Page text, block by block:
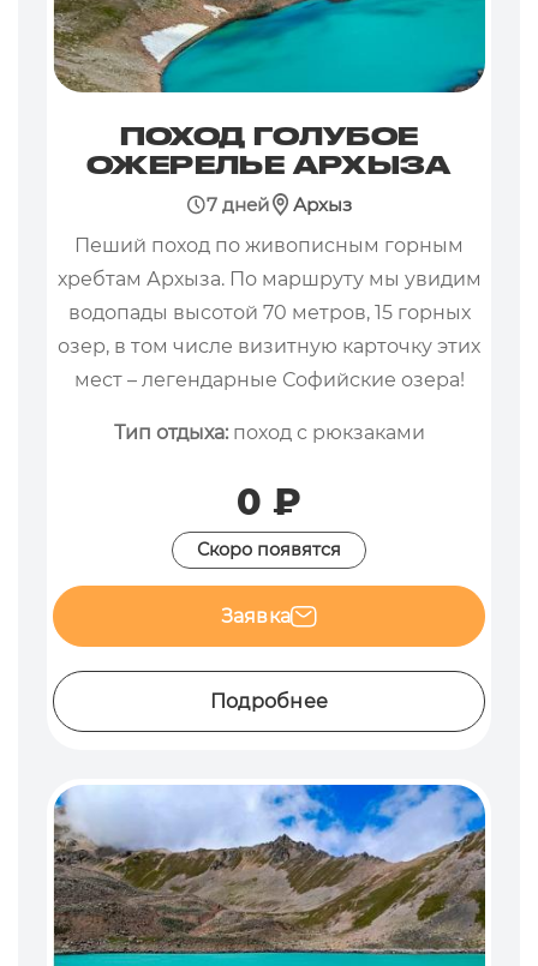
ПОХОД ГОЛУБОЕ
ОЖЕРЕЛЬЕ АРХЫЗА
7 дней
Архыз
Пеший поход по живописным горным
хребтам Архыза. По маршруту мы увидим
водопады высотой 70 метров, 15 горных
озер, в том числе визитную карточку этих
мест – легендарные Софийские озера!
Тип отдыха:поход с рюкзаками
0 ₽
Скоро появятся
Подробнее
Заявка